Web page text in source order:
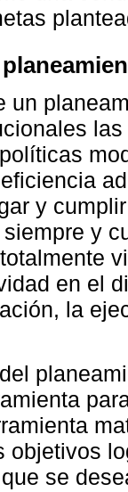
un
y
y
en el
la
objetivos
se